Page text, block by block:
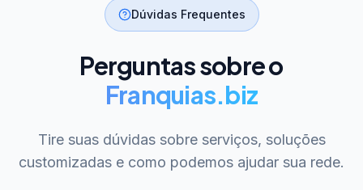
Dúvidas Frequentes
Perguntas sobre o
Franquias.biz
Tire suas dúvidas sobre serviços, soluções
customizadas e como podemos ajudar sua rede.